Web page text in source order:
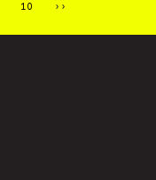
10 ››